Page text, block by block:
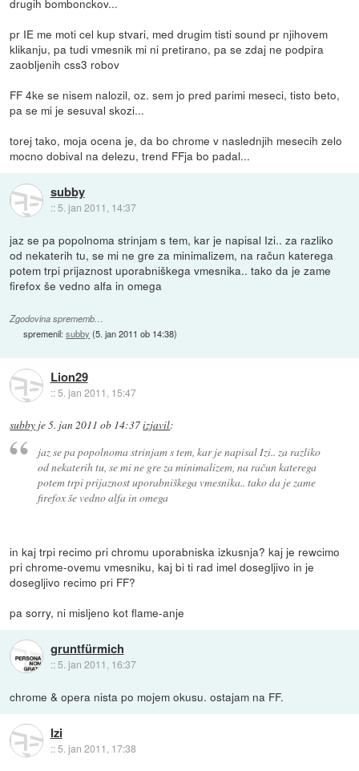
pr IE me moti cel kup stvari, med drugim tisti sound pr njihovem
klikanju, pa tudi vmesnik mi ni pretirano, pa se zdaj ne podpira
zaobljenih css3 robov
FF 4ke se nisem nalozil, oz. sem jo pred parimi meseci, tisto beto,
pa se mi je sesuval skozi...
torej tako, moja ocena je, da bo chrome v naslednjih mesecih zelo
mocno dobival na delezu, trend FFja bo padal...
subby
:: 5. jan 2011, 14:37
jaz se pa popolnoma strinjam s tem, kar je napisal Izi.. za razliko
od nekaterih tu, se mi ne gre za minimalizem, na račun katerega
potem trpi prijaznost uporabniškega vmesnika.. tako da je zame
firefox še vedno alfa in omega
Zgodovina sprememb…
spremenil:subby (5. jan 2011 ob 14:38)
Lion29
::5. jan 2011, 15:47
subby je5. jan 2011 ob 14:37izjavil:
jaz se pa popolnoma strinjam s tem, kar je napisal Izi.. za razliko
od nekaterih tu, se mi ne gre za minimalizem, na račun katerega
potem trpi prijaznost uporabniškega vmesnika.. tako da je zame
firefox še vedno alfa in omega
in kaj trpi recimo pri chromu uporabniska izkusnja? kaj je rewcimo
pri chrome-ovemu vmesniku, kaj bi ti rad imel dosegljivo in je
dosegljivo recimo pri FF?
pa sorry, ni misljeno kot flame-anje
gruntfürmich
:: 5. jan 2011, 16:37
chrome & opera nista po mojem okusu. ostajam na FF.
Izi
::5. jan 2011, 17:38